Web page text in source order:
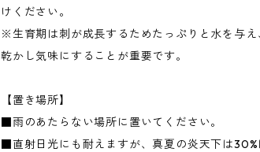
けください。
※生育期は刺が成長するためたっぷりと水を与え
乾かし気味にすることが重要です。
【置き場所】
■雨のあたらない場所に置いてください。
■直射日光にも耐えますが、真夏の炎天下は30%